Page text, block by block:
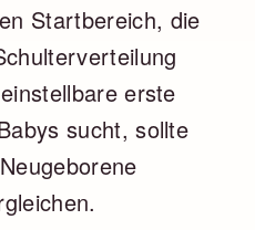
Startbereich, die
erste
sucht, sollte